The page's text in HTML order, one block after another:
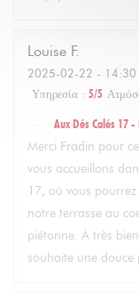
Louise F
2025-02-22 - 14:30
Υπηρεσία : 5/5
Aux Dés Calés 17 -
Merci Fradin pour
vous accueillons
17, où vous
notre terrasse au
piétonne. À très
souhaite une douce